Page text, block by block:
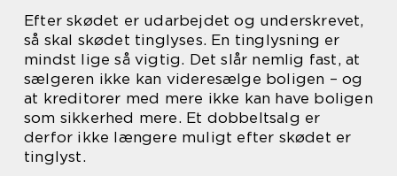
Efter skødet er udarbejdet og underskrevet,
så skal skødet tinglyses. En tinglysning er
mindst lige så vigtig. Det slår nemlig fast, at
sælgeren ikke kan videresælge boligen – og
at kreditorer med mere ikke kan have boligen
som sikkerhed mere. Et dobbeltsalg er
derfor ikke længere muligt efter skødet er
tinglyst.